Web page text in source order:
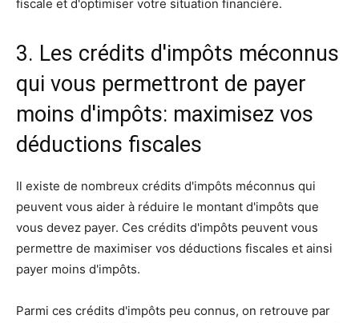
fiscale et d'optimiser votre situation financière.
3. Les crédits d'impôts méconnus
qui vous permettront de payer
moins d'impôts: maximisez vos
déductions fiscales
Il existe de nombreux crédits d'impôts méconnus qui
peuvent vous aider à réduire le montant d'impôts que
vous devez payer. Ces crédits d'impôts peuvent vous
permettre de maximiser vos déductions fiscales et ainsi
payer moins d'impôts.
Parmi ces crédits d'impôts peu connus, on retrouve par